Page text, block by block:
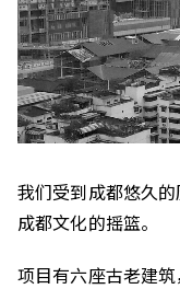
我们受到成都悠久
成都文化的摇篮。
项目有六座古老建